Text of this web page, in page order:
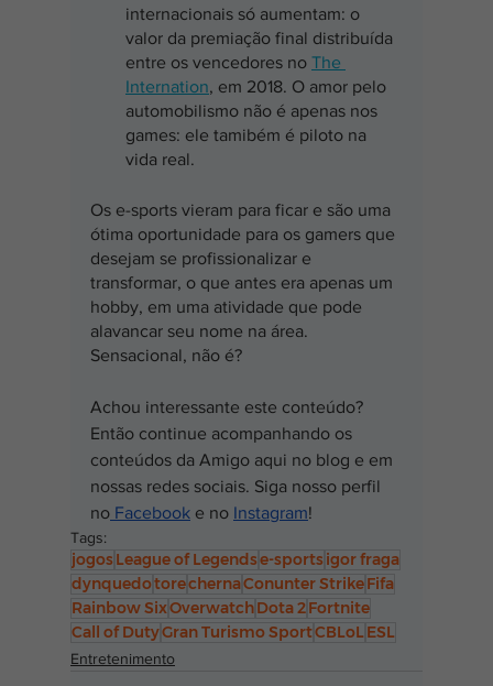
internacionais só aumentam: o
valor da premiação final distribuída
entre os vencedores no The
Internation, em 2018. O amor pelo
automobilismo não é apenas nos
games: ele tamibém é piloto na
vida real.
Os e-sports vieram para ficar e são uma
ótima oportunidade para os gamers que
desejam se profissionalizar e
transformar, o que antes era apenas um
hobby, em uma atividade que pode
alavancar seu nome na área.
Sensacional, não é?
Achou interessante este conteúdo?
Então continue acompanhando os
conteúdos da Amigo aqui no blog e em
nossas redes sociais. Siga nosso perfil
no Facebook e no Instagram!
Tags:
jogosLeague of Legendse-sportsigor fraga
dynquedotorechernaConunter StrikeFifa
Rainbow SixOverwatchDota 2Fortnite
Call of DutyGran Turismo SportCBLoLESL
Entretenimento